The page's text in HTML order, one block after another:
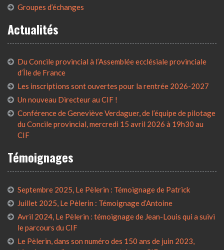
Groupes d’échanges
Actualités
Du Concile provincial à l’Assemblée ecclésiale provinciale
d’Île de France
Les inscriptions sont ouvertes pour la rentrée 2026-2027
Un nouveau Directeur au CIF !
Conférence de Geneviève Verdaguer, de l’équipe de pilotage
du Concile provincial, mercredi 15 avril 2026 à 19h30 au
CIF
Témoignages
Septembre 2025, Le Pèlerin : Témoignage de Patrick
Juillet 2025, Le Pèlerin : Témoignage d’Antoine
Avril 2024, Le Pèlerin : témoignage de Jean-Louis qui a suivi
le parcours du CIF
Le Pèlerin, dans son numéro des 150 ans de juin 2023,